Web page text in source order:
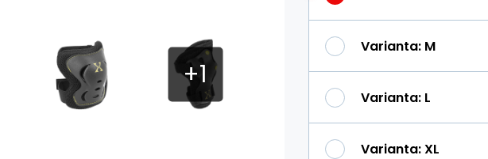
Varianta: M
Varianta: L
Varianta:XL